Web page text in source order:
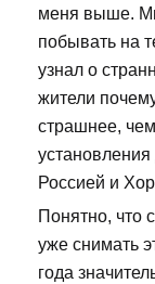
меня выше.
побывать на
узнал о
жители
страшнее,
Россией и
Понятно, что
уже снимать
года